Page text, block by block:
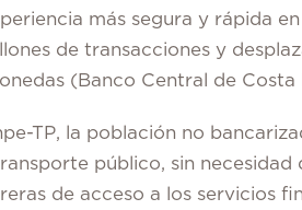
más segura y rápida
de transacciones y
(Banco Central de Costa
TP, la población no
público, sin necesidad
de acceso a los servicios